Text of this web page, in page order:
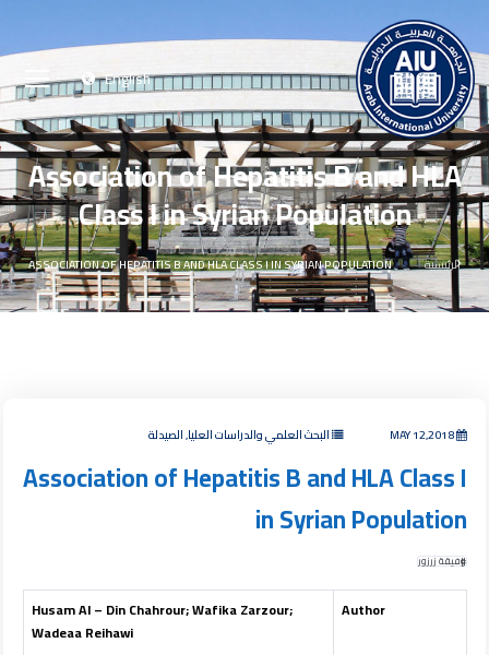
English
Association of Hepatitis B and HLA
Class I in Syrian Population
الرئيسية ASSOCIATION OF HEPATITIS B AND HLA CLASS I IN SYRIAN POPULATION
MAY 12,2018 البحث العلمي والدراسات العليا, الصيدلة
Association of Hepatitis B and HLA Class I
in Syrian Population
وفيقة زرزور
Author
Husam Al – Din Chahrour; Wafika Zarzour;
Wadeaa Reihawi